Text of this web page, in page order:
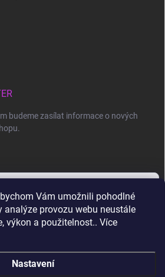
Vám umožnili pohodlné
analýze provozu webu neustále
výkon a použitelnost.. Více
Nastavení
budeme zasílat informace o nových
spodmínkami ochrany osobních údajů